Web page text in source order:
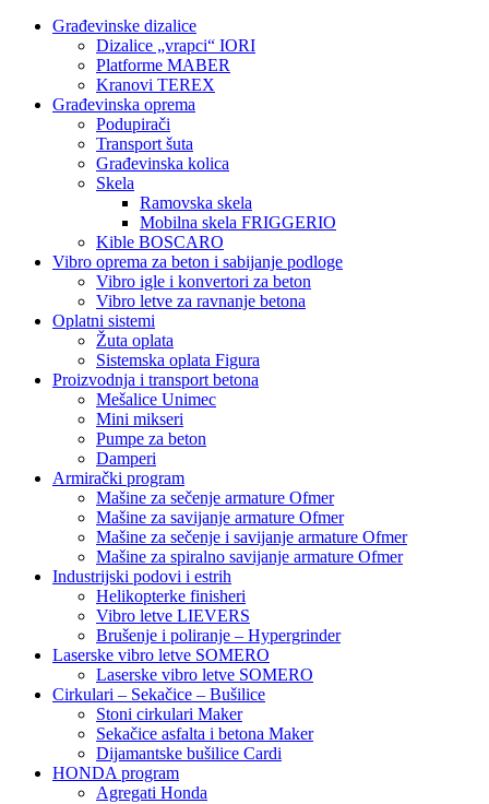
Građevinske dizalice
Dizalice „vrapci“ IORI
Platforme MABER
Kranovi TEREX
Građevinska oprema
Podupirači
Transport šuta
Građevinska kolica
Skela
Ramovska skela
Mobilna skela FRIGGERIO
Kible BOSCARO
Vibro oprema za beton i sabijanje podloge
Vibro igle i konvertori za beton
Vibro letve za ravnanje betona
Oplatni sistemi
Žuta oplata
Sistemska oplata Figura
Proizvodnja i transport betona
Mešalice Unimec
Mini mikseri
Pumpe za beton
Damperi
Armirački program
Mašine za sečenje armature Ofmer
Mašine za savijanje armature Ofmer
Mašine za sečenje i savijanje armature Ofmer
Mašine za spiralno savijanje armature Ofmer
Industrijski podovi i estrih
Helikopterke finisheri
Vibro letve LIEVERS
Brušenje i poliranje – Hypergrinder
Laserske vibro letve SOMERO
Laserske vibro letve SOMERO
Cirkulari – Sekačice – Bušilice
Stoni cirkulari Maker
Sekačice asfalta i betona Maker
Dijamantske bušilice Cardi
HONDA program
Agregati Honda